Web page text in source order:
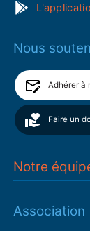
Nous
Adhérer à
Faire un
Notre
Association